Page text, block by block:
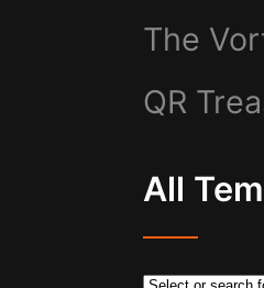
The
QR
All